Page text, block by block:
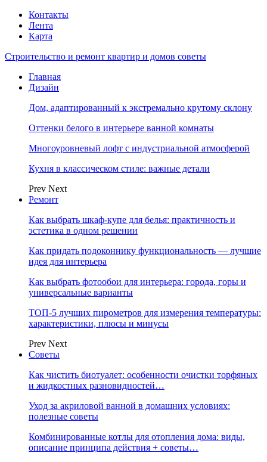
Контакты
Лента
Карта
Строительство и ремонт квартир и домов советы
Главная
Дизайн
Дом, адаптированный к экстремально крутому склону
Оттенки белого в интерьере ванной комнаты
Многоуровневый лофт с индустриальной атмосферой
Кухня в классическом стиле: важные детали
Prev Next
Ремонт
Как выбрать шкаф-купе для белья: практичность и
эстетика в одном решении
Как придать подоконнику функциональность — лучшие
идея для интерьера
Как выбрать фотообои для интерьера: города, горы и
универсальные варианты
ТОП-5 лучших пирометров для измерения температуры:
характеристики, плюсы и минусы
Prev Next
Советы
Как чистить биотуалет: особенности очистки торфяных
и жидкостных разновидностей…
Уход за акриловой ванной в домашних условиях:
полезные советы
Комбинированные котлы для отопления дома: виды,
описание принципа действия + советы…